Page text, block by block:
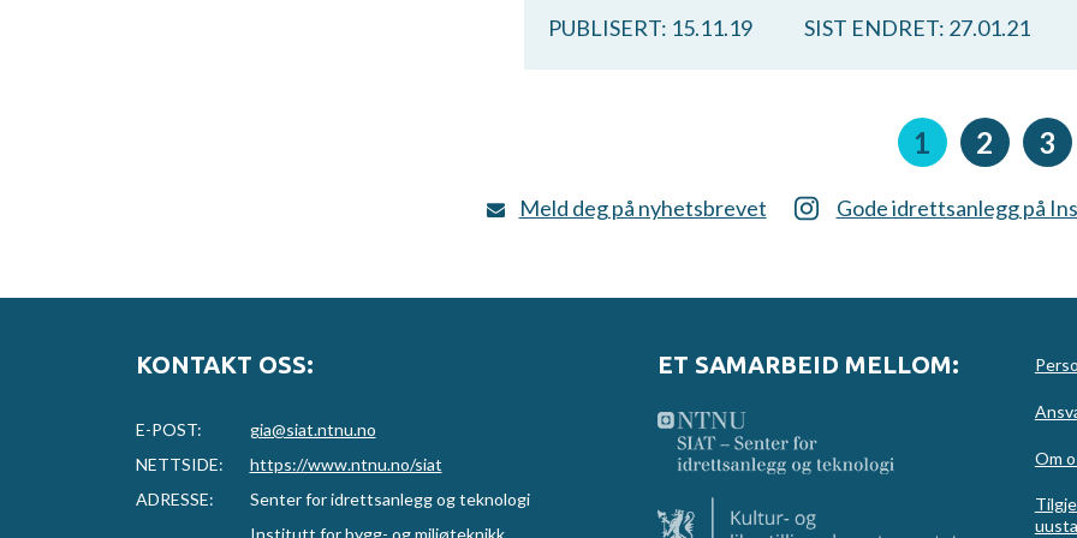
PUBLISERT: 15.11.19 SIST ENDRET: 27.01.21
Nåværende
1 Side
2 3
Meld deg på nyhetsbrevet Gode idrettsanlegg på
KONTAKT OSS:
E-POST:
gia@siat.ntnu.no
NETTSIDE:
https://www.ntnu.no/siat
ADRESSE:
Senter for idrettsanlegg og teknologi
Institutt for bygg- og miljøteknikk
ET SAMARBEID MELLOM:
Om